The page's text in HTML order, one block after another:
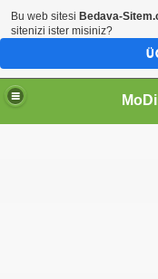
Bu web sitesi Bedava-
sitenizi ister misiniz?